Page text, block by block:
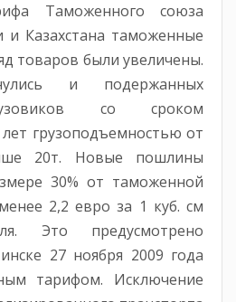
Таможенного союза
и Казахстана таможенные
товаров были увеличены.
и подержанных
со сроком
грузоподъемностью от
20т. Новые пошлины
30% от таможенной
2,2 евро за 1 куб. см
Это предусмотрено
27 ноября 2009 года
тарифом. Исключение